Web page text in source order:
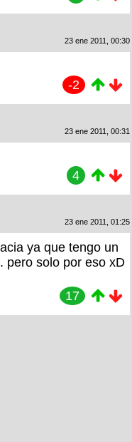
23 ene 2011, 00:30
-2
23 ene 2011, 00:31
4
23 ene 2011, 01:25
ya que tengo un
pero solo por eso xD
17